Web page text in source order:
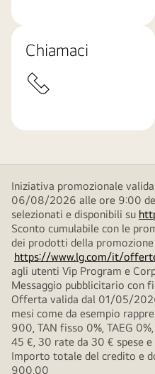
Chiamaci
Iniziativa promozionale
06/08/2026 alle ore 9:00
selezionati e disponibili su
Sconto cumulabile con le
dei prodotti della promozione
https://www.lg.com/it/
agli utenti Vip Program e
Messaggio pubblicitario con
Offerta valida dal 01/05/
mesi come da esempio
900, TAN fisso 0%, TAEG
45 €, 30 rate da 30 € spese
Importo totale del credito e
900,00